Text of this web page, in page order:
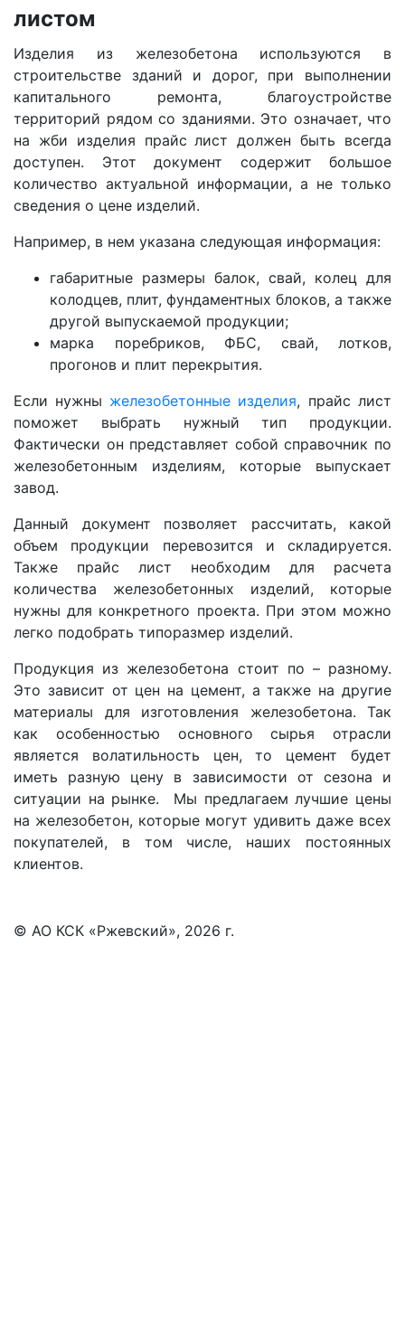
листом
Изделия из железобетона используются в
строительстве зданий и дорог, при выполнении
капитального ремонта, благоустройстве
территорий рядом со зданиями. Это означает, что
на жби изделия прайс лист должен быть всегда
доступен. Этот документ содержит большое
количество актуальной информации, а не только
сведения о цене изделий.
Например, в нем указана следующая информация:
габаритные размеры балок, свай, колец для
колодцев, плит, фундаментных блоков, а также
другой выпускаемой продукции;
марка поребриков, ФБС, свай, лотков,
прогонов и плит перекрытия.
Если нужны железобетонные изделия, прайс лист
поможет выбрать нужный тип продукции.
Фактически он представляет собой справочник по
железобетонным изделиям, которые выпускает
завод.
Данный документ позволяет рассчитать, какой
объем продукции перевозится и складируется.
Также прайс лист необходим для расчета
количества железобетонных изделий, которые
нужны для конкретного проекта. При этом можно
легко подобрать типоразмер изделий.
Продукция из железобетона стоит по – разному.
Это зависит от цен на цемент, а также на другие
материалы для изготовления железобетона. Так
как особенностью основного сырья отрасли
является волатильность цен, то цемент будет
иметь разную цену в зависимости от сезона и
ситуации на рынке. Мы предлагаем лучшие цены
на железобетон, которые могут удивить даже всех
покупателей, в том числе, наших постоянных
клиентов.
© АО КСК «Ржевский», 2026 г.